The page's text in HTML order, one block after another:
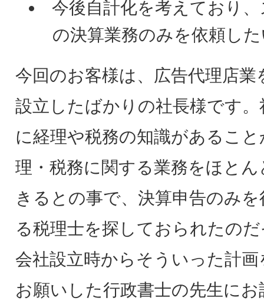
今後自計化を考えており
の決算業務のみを依頼し
今回のお客様は、広告代理店業
設立したばかりの社長様です。
に経理や税務の知識があるこ
理・税務に関する業務をほとん
きるとの事で、決算申告のみ
る税理士を探しておられたの
会社設立時からそういった計画
お願いした行政書士の先生に